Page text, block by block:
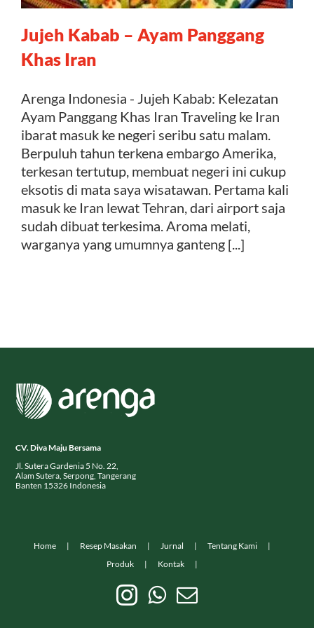
Kontak
Jujeh Kabab – Ayam Panggang
Khas Iran
Arenga Indonesia - Jujeh Kabab: Kelezatan
Ayam Panggang Khas Iran Traveling ke Iran
ibarat masuk ke negeri seribu satu malam.
Berpuluh tahun terkena embargo Amerika,
terkesan tertutup, membuat negeri ini cukup
eksotis di mata saya wisatawan. Pertama kali
masuk ke Iran lewat Tehran, dari airport saja
sudah dibuat terkesima. Aroma melati,
warganya yang umumnya ganteng [...]
CV. Diva Maju Bersama
Jl. Sutera Gardenia 5 No. 22,
Alam Sutera, Serpong, Tangerang
Banten 15326 Indonesia
Home Resep Masakan Jurnal
Tentang Kami
Produk
Kontak